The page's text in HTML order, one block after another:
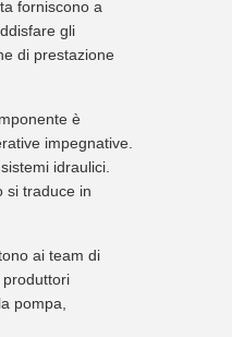
forniscono a
gli
di prestazione
è
impegnative.
idraulici.
si traduce in
ai team di
produttori
pompa,